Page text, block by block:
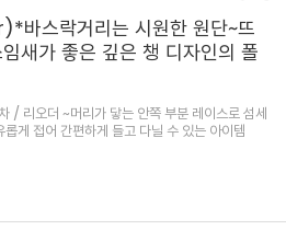
바스락거리는 시원한 원단~뜨
새가 좋은 깊은 챙 디자인의 폴
/ 리오더 ~머리가 닿는 안쪽 부분 레이스로 섬세
게 접어 간편하게 들고 다닐 수 있는 아이템